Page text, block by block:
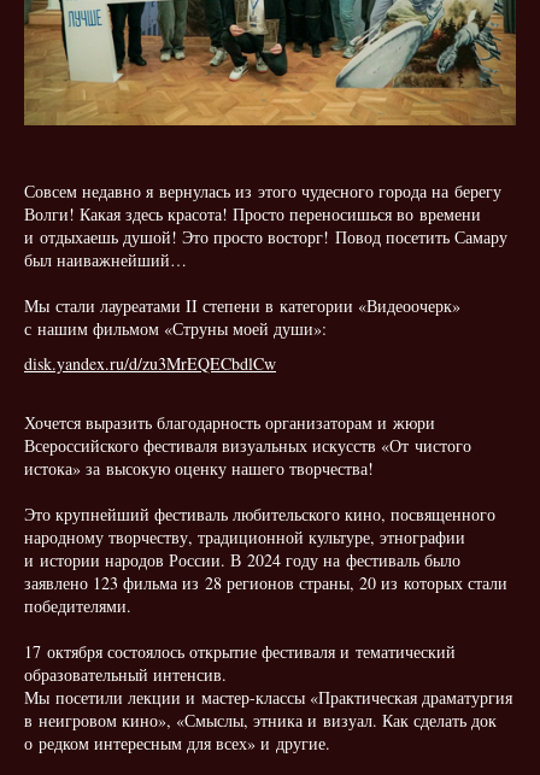
Совсем недавно я вернулась из этого чудесного города на берегу
Волги! Какая здесь красота! Просто переносишься во времени
и отдыхаешь душой! Это просто восторг! Повод посетить Самару
был наиважнейший…
Мы стали лауреатами II степени в категории «Видеоочерк»
с нашим фильмом «Струны моей души»:
disk.yandex.ru/d/zu3MrEQECbdlCw
Хочется выразить благодарность организаторам и жюри
Всероссийского фестиваля визуальных искусств «От чистого
истока» за высокую оценку нашего творчества!
Это крупнейший фестиваль любительского кино, посвященного
народному творчеству, традиционной культуре, этнографии
и истории народов России. В 2024 году на фестиваль было
заявлено 123 фильма из 28 регионов страны, 20 из которых стали
победителями.
17 октября состоялось открытие фестиваля и тематический
образовательный интенсив.
Мы посетили лекции и мастер-классы «Практическая драматургия
в неигровом кино», «Смыслы, этника и визуал. Как сделать док
о редком интересным для всех» и другие.